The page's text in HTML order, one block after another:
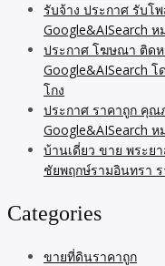
รับจ้าง ประกาศ รับ
Google&AISearch
ประกาศ โฆษณา ติดห
Google&AISearch
โกง
ประกาศ ราคาถูก คุ
Google&AISearch
บ้านเดี่ยว ขาย พระย
ชัยพฤกษ์รามอินทรา
Categories
ขายที่ดินราคาถูก